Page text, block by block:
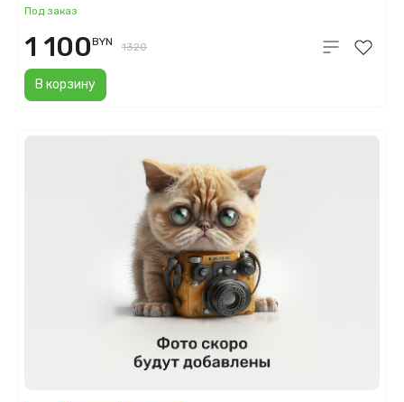
(Ceramic Patina/Topaz)
Под заказ
В корзину
1 100BYN 1320